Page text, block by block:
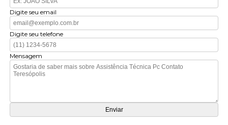
Digite seu email
Digite seu telefone
Mensagem